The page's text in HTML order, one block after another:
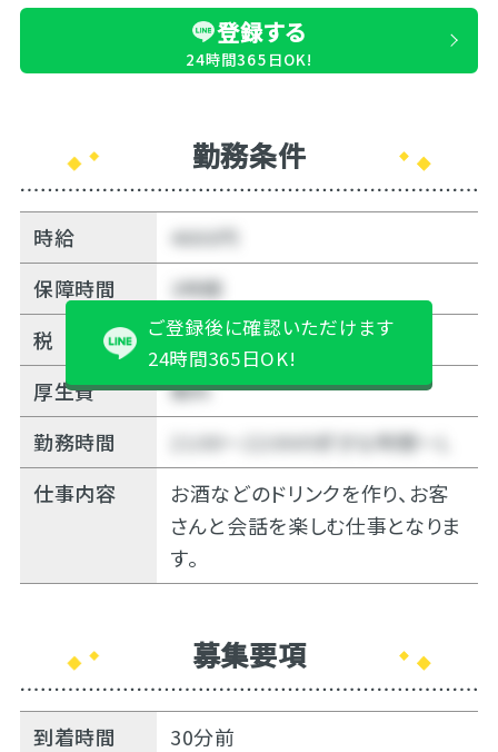
登録する
24時間365日OK!
勤務条件
時給
4000円
保障時間
3時間
税
10%
厚生費
無料
勤務時間
21:00～22:00の好きな時間～Ｌ
仕事内容
お酒などのドリンクを作り、お客
さんと会話を楽しむ仕事となりま
す。
ご登録後に確認いただけます
24時間365日OK!
募集要項
到着時間
30分前